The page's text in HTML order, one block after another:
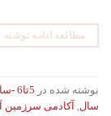
مطالعه ادامه نوشته
نوشته شده در 5تا6 -سال
سال, آکادمی سرزمین